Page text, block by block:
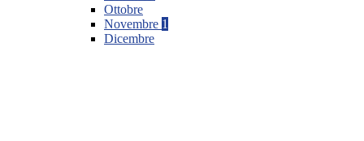
Ottobre
Novembre 1
Dicembre